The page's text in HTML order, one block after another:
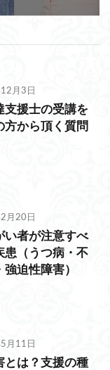
月3日
支援士の受講を
方から頂く質問
月20日
い者が注意すべ
患（うつ病・不
迫性障害）
月11日
とは？支援の種